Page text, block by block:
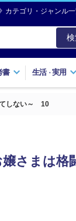
カテゴリ・ジャンル
書 生活・実用
てしない～ 10
さまは格